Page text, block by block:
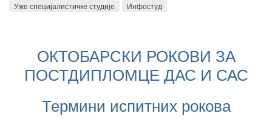
Уже специјалистичке студије
Инфостуд
ОКТОБАРСКИ РОКОВИ ЗА
ПОСТДИПЛОМЦЕ ДАС И САС
Термини испитних рокова